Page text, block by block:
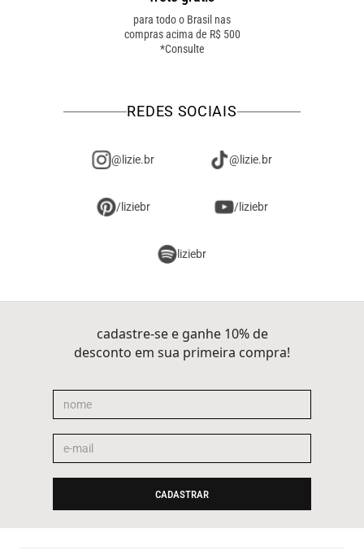
para todo o Brasil nas
compras acima de R$ 500
*Consulte
REDES SOCIAIS
@lizie.br @lizie.br
/liziebr /liziebr
liziebr
cadastre-se e ganhe 10% de
desconto em sua primeira compra!
CADASTRAR